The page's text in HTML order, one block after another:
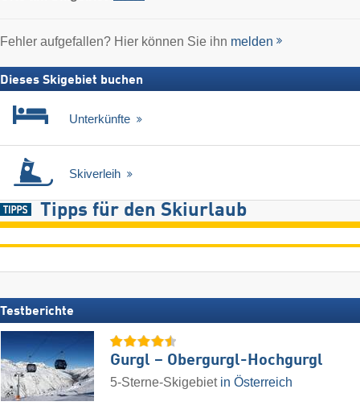
Fehler aufgefallen? Hier können Sie ihn melden
Dieses Skigebiet buchen
Unterkünfte
Skiverleih
Tipps für den Skiurlaub
Testberichte
Gurgl – Obergurgl-Hochgurgl
5-Sterne-Skigebiet in Österreich